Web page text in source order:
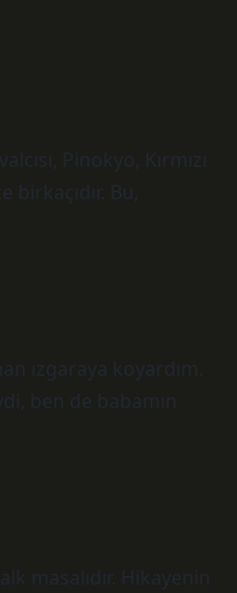
Pinokyo, Kırmızı
Bu,
ızgaraya koyardım.
ben de babamın
masalıdır. Hikayenin